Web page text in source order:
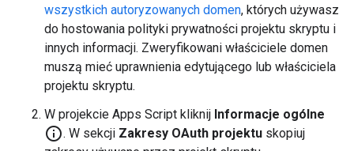
wszystkich autoryzowanych domen, których używasz
do hostowania polityki prywatności projektu skryptu i
innych informacji. Zweryfikowani właściciele domen
muszą mieć uprawnienia edytującego lub właściciela
projektu skryptu.
W projekcie Apps Script kliknij Informacje ogólne
info_outline. W sekcji Zakresy OAuth projektu skopiuj